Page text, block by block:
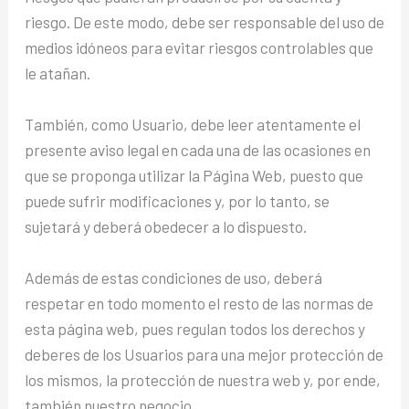
riesgo. De este modo, debe ser responsable del uso de
medios idóneos para evitar riesgos controlables que
le atañan.
También, como Usuario, debe leer atentamente el
presente aviso legal en cada una de las ocasiones en
que se proponga utilizar la Página Web, puesto que
puede sufrir modificaciones y, por lo tanto, se
sujetará y deberá obedecer a lo dispuesto.
Además de estas condiciones de uso, deberá
respetar en todo momento el resto de las normas de
esta página web, pues regulan todos los derechos y
deberes de los Usuarios para una mejor protección de
los mismos, la protección de nuestra web y, por ende,
también nuestro negocio.